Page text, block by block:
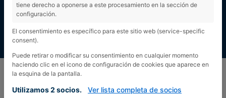
tiene derecho a oponerse a este procesamiento en la sección de
configuración.
El consentimiento es específico para este sitio web (service-specific
consent).
Puede retirar o modificar su consentimiento en cualquier momento
haciendo clic en el icono de configuración de cookies que aparece en
la esquina de la pantalla.
Utilizamos 2 socios. Ver lista completa de socios